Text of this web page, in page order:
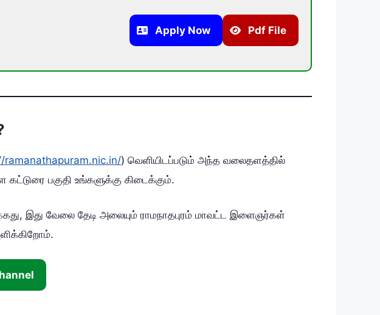
Apply Now Pdf File
ramanathapuram.nic.in/) வெளியிடப்படும் அந்த வலைதளத்தில்
பகுதி உங்களுக்கு கிடைக்கும்.
இது வேலை தேடி அலையும் ராமநாதபுரம் மாவட்ட இளைஞர்கள்